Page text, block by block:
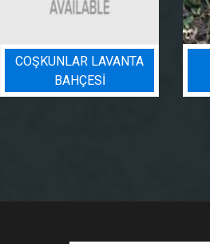
COŞKUNLAR LAVANTA
BAHÇESİ